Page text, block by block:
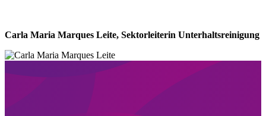
Carla Maria Marques Leite, Sektorleiterin Unterhaltsreinigung